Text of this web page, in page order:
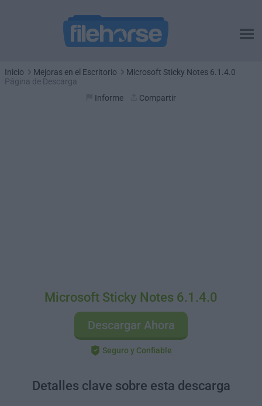
Inicio Mejoras en el Escritorio
Microsoft Sticky Notes 6.1.4.0
Página de Descarga
Informe
Compartir
Microsoft Sticky Notes 6.1.4.0
Descargar Ahora
Seguro y Confiable
Detalles clave sobre esta descarga